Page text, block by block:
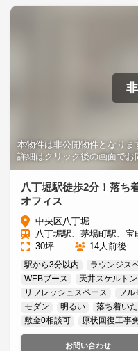
本物件は非公開物件となりま
詳細はクリック後の画面でお
八丁堀駅徒歩2分！落ち
オフィス
中央区八丁堀
八丁堀駅、茅場町駅、宝
30坪
14人前後
駅から3分以内 ラウンジス
WEBブース
天井スケルトン
リフレッシュスペース
フル
モダン
明るい 落ち着いた
敷金0相談可
原状回復工事
お問い合わせ